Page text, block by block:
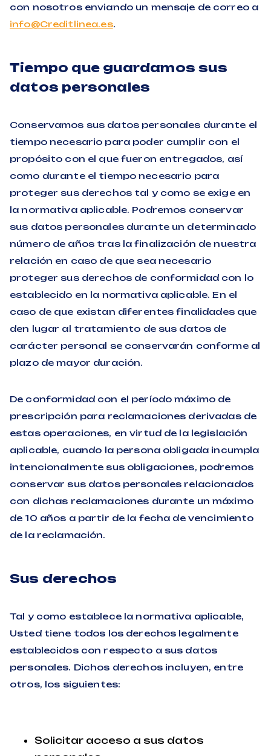
con nosotros enviando un mensaje de correo a
info@Creditlinea.es.
Tiempo que guardamos sus
datos personales
Conservamos sus datos personales durante el
tiempo necesario para poder cumplir con el
propósito con el que fueron entregados, así
como durante el tiempo necesario para
proteger sus derechos tal y como se exige en
la normativa aplicable. Podremos conservar
sus datos personales durante un determinado
número de años tras la finalización de nuestra
relación en caso de que sea necesario
proteger sus derechos de conformidad con lo
establecido en la normativa aplicable. En el
caso de que existan diferentes finalidades que
den lugar al tratamiento de sus datos de
carácter personal se conservarán conforme al
plazo de mayor duración.
De conformidad con el período máximo de
prescripción para reclamaciones derivadas de
estas operaciones, en virtud de la legislación
aplicable, cuando la persona obligada incumpla
intencionalmente sus obligaciones, podremos
conservar sus datos personales relacionados
con dichas reclamaciones durante un máximo
de 10 años a partir de la fecha de vencimiento
de la reclamación.
Sus derechos
Tal y como establece la normativa aplicable,
Usted tiene todos los derechos legalmente
establecidos con respecto a sus datos
personales. Dichos derechos incluyen, entre
otros, los siguientes:
Solicitar acceso a sus datos